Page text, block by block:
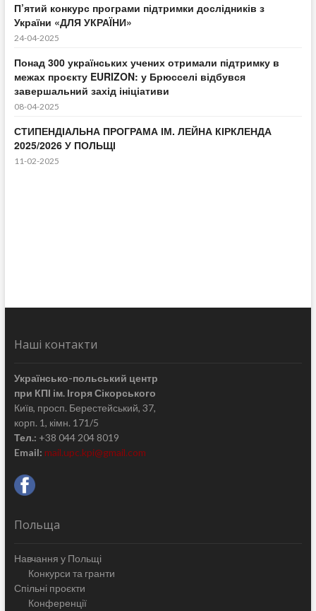
П’ятий конкурс програми підтримки дослідників з
України «ДЛЯ УКРАЇНИ»
24-04-2025
Понад 300 українських учених отримали підтримку в
межах проєкту EURIZON: у Брюсселі відбувся
завершальний захід ініціативи
08-04-2025
СТИПЕНДІАЛЬНА ПРОГРАМА ІМ. ЛЕЙНА КІРКЛЕНДА
2025/2026 У ПОЛЬЩІ
11-02-2025
Наші контакти
Українсько-польський центр
при КПІ ім. Ігоря Сікорського
Київ, просп. Берестейський, 37,
корп. 1, кімн. 171/5
Тел.: +38 044 204 8019
Email: mail.upc.kpi@gmail.com
Польща
Навчання у Польщі
Конкурси та гранти
Спільні проєкти
Конференції